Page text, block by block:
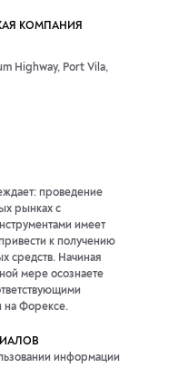
КОМПАНИЯ
Highway, Port Vila,
проведение
рынках с
имеет
к получению
средств. Начиная
мере осознаете
на Форексе.
информации